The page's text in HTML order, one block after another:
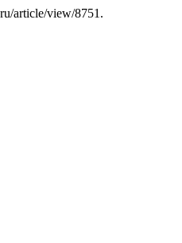
article/view/8751.